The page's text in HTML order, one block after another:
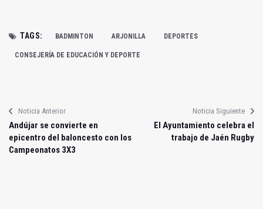
TAGS: BADMINTON ARJONILLA DEPORTES
CONSEJERÍA DE EDUCACIÓN Y DEPORTE
Noticia Anterior
Andújar se convierte en
epicentro del baloncesto con los
Campeonatos 3X3
Noticia Siguiente
El Ayuntamiento celebra el
trabajo de Jaén Rugby